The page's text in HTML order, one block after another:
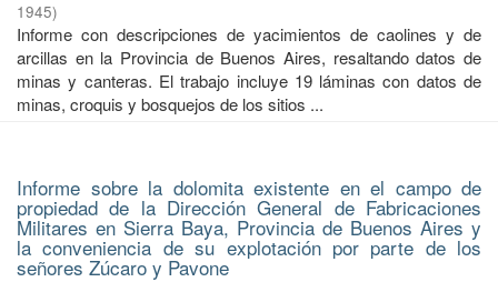
1945)
Informe con descripciones de yacimientos de caolines y de
arcillas en la Provincia de Buenos Aires, resaltando datos de
minas y canteras. El trabajo incluye 19 láminas con datos de
minas, croquis y bosquejos de los sitios ...
Informe sobre la dolomita existente en el campo de
propiedad de la Dirección General de Fabricaciones
Militares en Sierra Baya, Provincia de Buenos Aires y
la conveniencia de su explotación por parte de los
señores Zúcaro y Pavone